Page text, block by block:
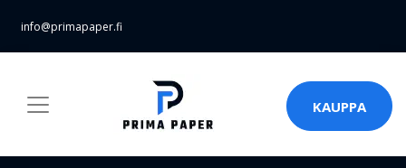
info@primapaper.fi
KAUPPA